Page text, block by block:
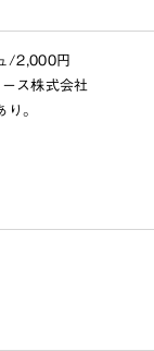
/2,000円
ス株式会社
り。